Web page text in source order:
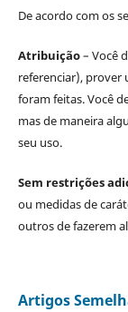
De acordo com os
Atribuição– Você
referenciar), prover
foram feitas. Você
mas de maneira
seu uso.
Sem restrições
ou medidas de
outros de fazerem
Artigos